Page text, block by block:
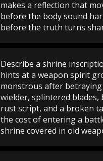
makes a reflection that
before the body sound
before the truth turns
Describe a shrine
hints at a weapon spirit
monstrous after
wielder, splintered blades,
rust script, and a broken
the cost of entering a
shrine covered in old